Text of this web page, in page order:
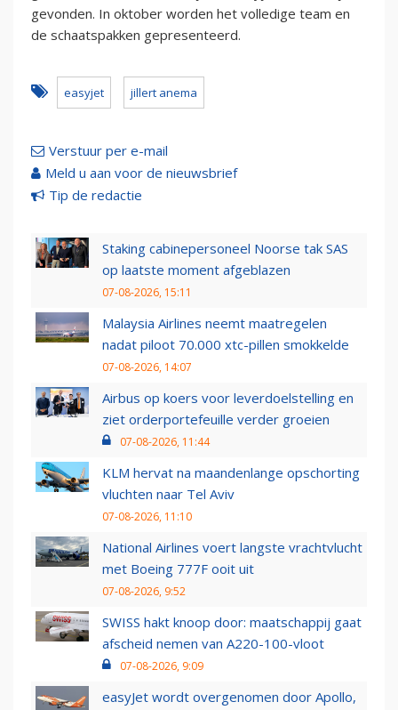
gevonden. In oktober worden het volledige team en
de schaatspakken gepresenteerd.
easyjet jillert anema
Verstuur per e-mail
Meld u aan voor de nieuwsbrief
Tip de redactie
Staking cabinepersoneel Noorse tak SAS
op laatste moment afgeblazen
07-08-2026, 15:11
Malaysia Airlines neemt maatregelen
nadat piloot 70.000 xtc-pillen smokkelde
07-08-2026, 14:07
Airbus op koers voor leverdoelstelling en
ziet orderportefeuille verder groeien
07-08-2026, 11:44
KLM hervat na maandenlange opschorting
vluchten naar Tel Aviv
07-08-2026, 11:10
National Airlines voert langste vrachtvlucht
met Boeing 777F ooit uit
07-08-2026, 9:52
SWISS hakt knoop door: maatschappij gaat
afscheid nemen van A220-100-vloot
07-08-2026, 9:09
easyJet wordt overgenomen door Apollo,